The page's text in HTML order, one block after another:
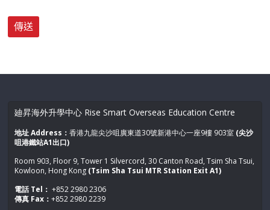
廸昇海外升學中心 Rise Smart Overseas Education Centre
地址 Address：香港九龍尖沙咀廣東道30號新港中心一座9樓 903室 (尖沙
咀港鐵站A1出口)
Room 903, Floor 9, Tower 1 Silvercord, 30 Canton Road, Tsim Sha Tsui,
Kowloon, Hong Kong (Tsim Sha Tsui MTR Station Exit A1)
電話 Tel： +852 2980 2306
傳真 Fax：+852 2980 2239